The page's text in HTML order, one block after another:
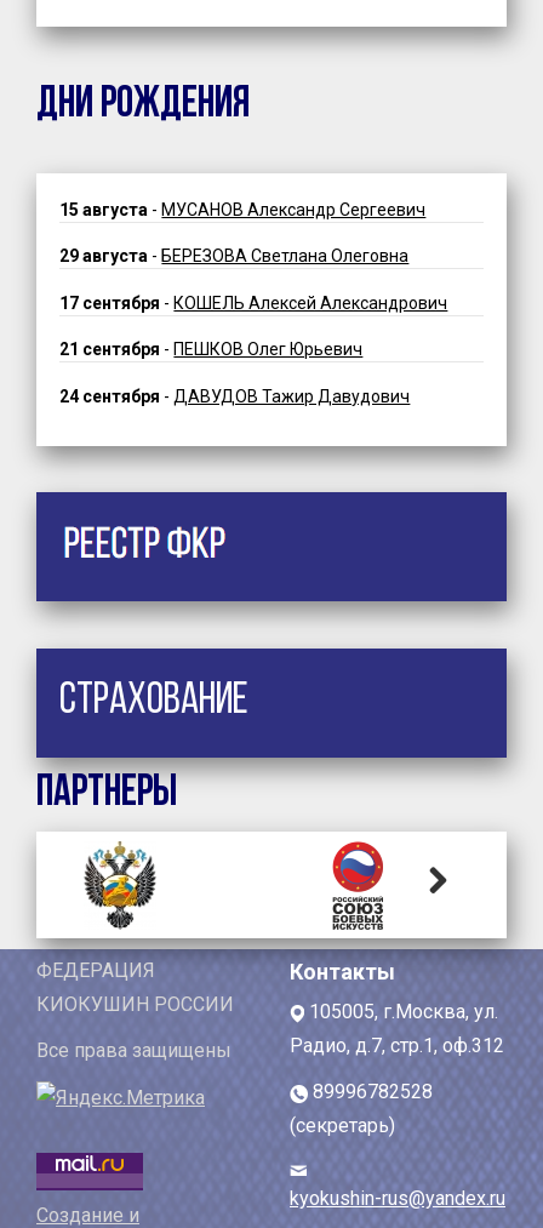
ДНИ РОЖДЕНИЯ
15 августа - МУСАНОВ Александр Сергеевич
29 августа - БЕРЕЗОВА Светлана Олеговна
17 сентября - КОШЕЛЬ Алексей Александрович
21 сентября - ПЕШКОВ Олег Юрьевич
24 сентября - ДАВУДОВ Тажир Давудович
Страхование
Партнеры
ФЕДЕРАЦИЯ
КИОКУШИН РОССИИ
Все права защищены
Создание и
Контакты
105005, г.Москва, ул.
Радио, д.7, стр.1, оф.312
89996782528
(секретарь)
kyokushin-rus@yandex.ru